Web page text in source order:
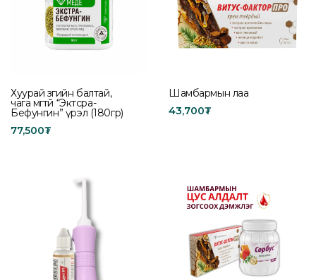
Хуурай зөгийн балтай,
чага мөөгтөй “Эктсра-
Бефунгин” үрэл (180гр)
77,500₮
Шамбармын лаа
43,700₮